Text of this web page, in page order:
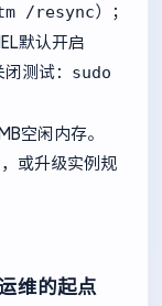
/resync）；
默认开启
测试： sudo
空闲内存。
或升级实例规
维的起点